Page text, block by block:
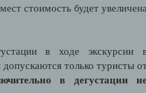
стоимость будет
в ходе экскурсии
только туристы
в дегустации